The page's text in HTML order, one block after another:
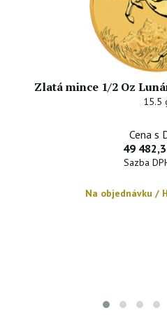
Zlatá mince 1/2 Oz
15.5
Cena s
49
Sazba
Na objednávku /